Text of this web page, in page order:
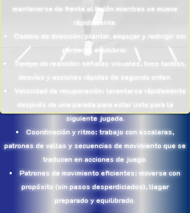
mantenerse de frente al balón mientras se mueve
rápidamente.
Cambio de dirección: plantar, empujar y redirigir sin
perder el equilibrio.
Tiempo de reacción: señales visuales, tiros tardíos,
desvíos y acciones rápidas de segundo orden.
Velocidad de recuperación: levantarse rápidamente
después de una parada para estar listo para la
siguiente jugada.
Coordinación y ritmo: trabajo con escaleras,
patrones de vallas y secuencias de movimiento que se
traducen en acciones de juego.
Patrones de movimiento eficientes: moverse con
propósito (sin pasos desperdiciados), llegar
preparado y equilibrado.